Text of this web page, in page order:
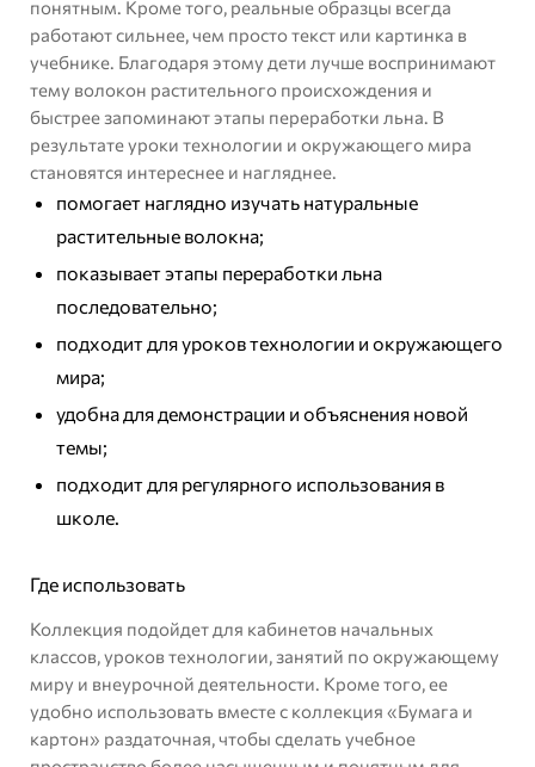
понятным. Кроме того, реальные образцы всегда
работают сильнее, чем просто текст или картинка в
учебнике. Благодаря этому дети лучше воспринимают
тему волокон растительного происхождения и
быстрее запоминают этапы переработки льна. В
результате уроки технологии и окружающего мира
становятся интереснее и нагляднее.
помогает наглядно изучать натуральные
растительные волокна;
показывает этапы переработки льна
последовательно;
подходит для уроков технологии и окружающего
мира;
удобна для демонстрации и объяснения новой
темы;
подходит для регулярного использования в
школе.
Где использовать
Коллекция подойдет для кабинетов начальных
классов, уроков технологии, занятий по окружающему
миру и внеурочной деятельности. Кроме того, ее
удобно использовать вместе с коллекция «Бумага и
картон» раздаточная, чтобы сделать учебное